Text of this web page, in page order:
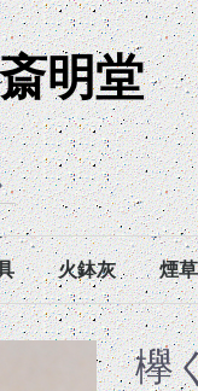
明堂
浮出火鉢
浮出火鉢
浮出火鉢
染付火鉢
染付火鉢
染付火鉢
吹墨火鉢
吹墨火鉢
吹墨火鉢
絵付火鉢
絵付火鉢
絵付火鉢
無地火鉢
無地火鉢
無地火鉢
木製火鉢
木製火鉢
木製火鉢
火鉢灰 煙
火入
盆本
煙草
煙草
欅